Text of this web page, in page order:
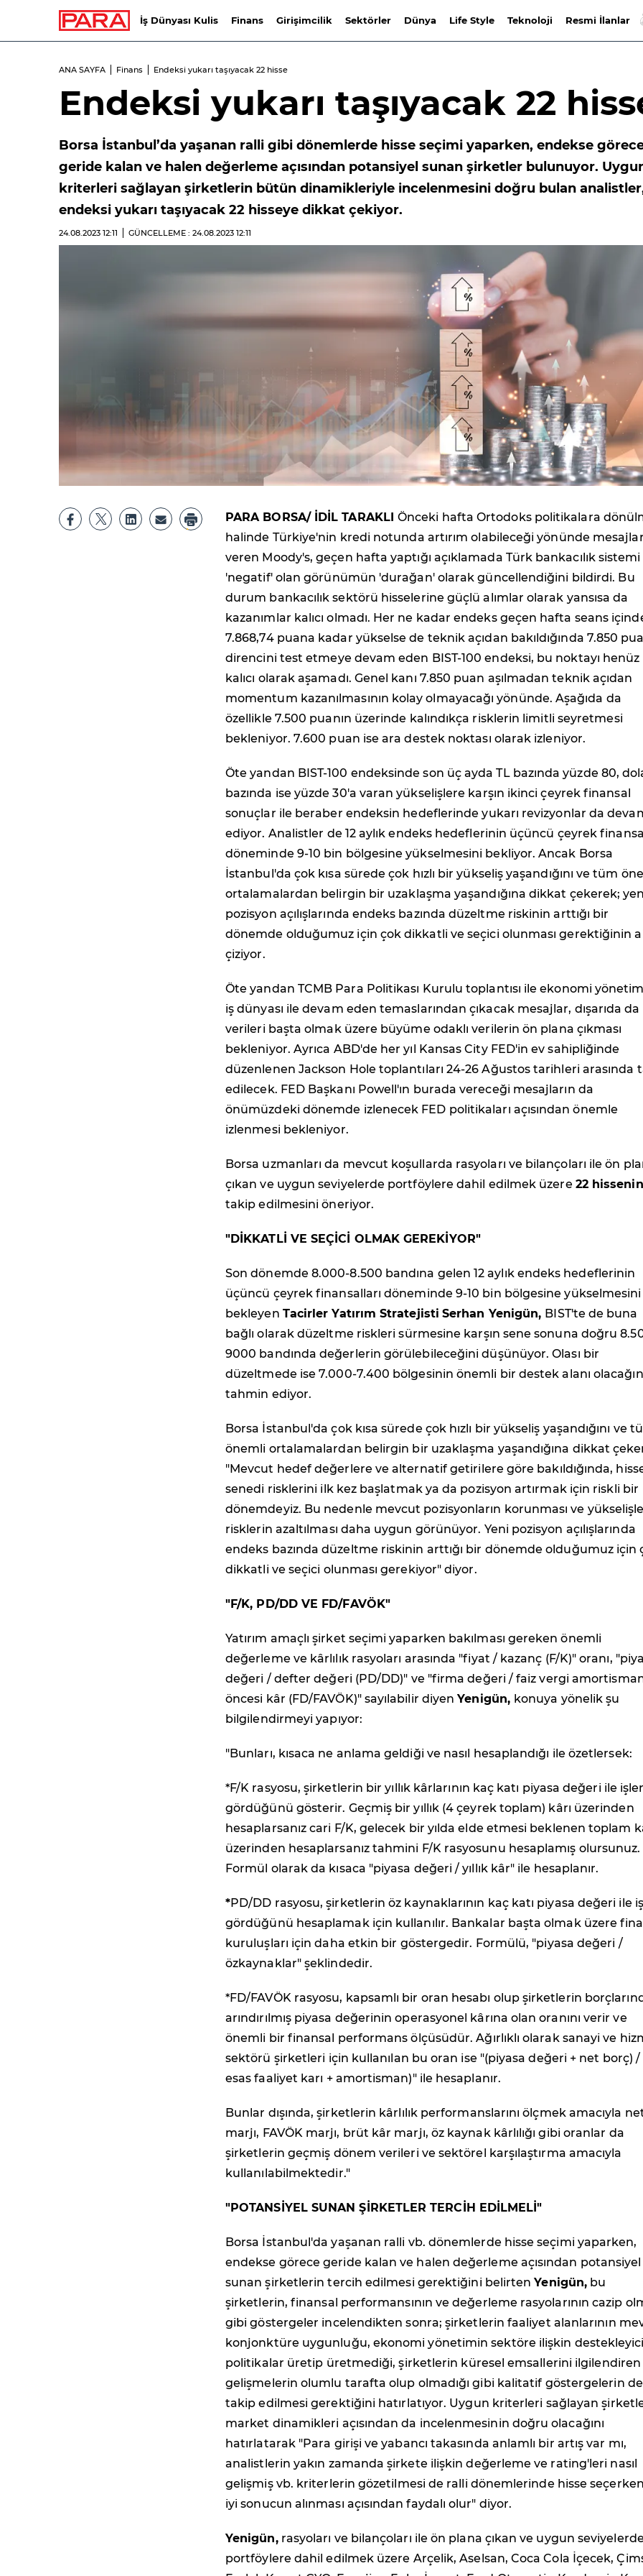
İş Dünyası Kulis Finans Girişimcilik Sektörler Dünya Life Style Teknoloji Resmi İlanlar
ANA SAYFA Finans Endeksi yukarı taşıyacak 22 hisse
Endeksi yukarı taşıyacak 22
Borsa İstanbul’da yaşanan ralli gibi dönemlerde hisse seçimi yaparken, endekse
geride kalan ve halen değerleme açısından potansiyel sunan şirketler bulunuyor.
kriterleri sağlayan şirketlerin bütün dinamikleriyle incelenmesini doğru bulan
endeksi yukarı taşıyacak 22 hisseye dikkat çekiyor.
24.08.2023 12:11 GÜNCELLEME : 24.08.2023 12:11
PARA BORSA/ İDİL TARAKLI Önceki hafta Ortodoks politikalara
halinde Türkiye'nin kredi notunda artırım olabileceği yönünde mesajlar
veren Moody's, geçen hafta yaptığı açıklamada Türk bankacılık
'negatif' olan görünümün 'durağan' olarak güncellendiğini bildirdi. Bu
durum bankacılık sektörü hisselerine güçlü alımlar olarak yansısa da
kazanımlar kalıcı olmadı. Her ne kadar endeks geçen hafta seans
7.868,74 puana kadar yükselse de teknik açıdan bakıldığında 7.850
direncini test etmeye devam eden BIST-100 endeksi, bu noktayı henüz
kalıcı olarak aşamadı. Genel kanı 7.850 puan aşılmadan teknik açıdan
momentum kazanılmasının kolay olmayacağı yönünde. Aşağıda da
özellikle 7.500 puanın üzerinde kalındıkça risklerin limitli seyretmesi
bekleniyor. 7.600 puan ise ara destek noktası olarak izleniyor.
Öte yandan BIST-100 endeksinde son üç ayda TL bazında yüzde 80,
bazında ise yüzde 30'a varan yükselişlere karşın ikinci çeyrek finansal
sonuçlar ile beraber endeksin hedeflerinde yukarı revizyonlar da
ediyor. Analistler de 12 aylık endeks hedeflerinin üçüncü çeyrek
döneminde 9-10 bin bölgesine yükselmesini bekliyor. Ancak Borsa
İstanbul'da çok kısa sürede çok hızlı bir yükseliş yaşandığını ve tüm
ortalamalardan belirgin bir uzaklaşma yaşandığına dikkat çekerek;
pozisyon açılışlarında endeks bazında düzeltme riskinin arttığı bir
dönemde olduğumuz için çok dikkatli ve seçici olunması gerektiğinin
çiziyor.
Öte yandan TCMB Para Politikası Kurulu toplantısı ile ekonomi
iş dünyası ile devam eden temaslarından çıkacak mesajlar, dışarıda da
verileri başta olmak üzere büyüme odaklı verilerin ön plana çıkması
bekleniyor. Ayrıca ABD'de her yıl Kansas City FED'in ev sahipliğinde
düzenlenen Jackson Hole toplantıları 24-26 Ağustos tarihleri arasında
edilecek. FED Başkanı Powell'ın burada vereceği mesajların da
önümüzdeki dönemde izlenecek FED politikaları açısından önemle
izlenmesi bekleniyor.
Borsa uzmanları da mevcut koşullarda rasyoları ve bilançoları ile ön
çıkan ve uygun seviyelerde portföylere dahil edilmek üzere 22 hissenin
takip edilmesini öneriyor.
"DİKKATLİ VE SEÇİCİ OLMAK GEREKİYOR"
Son dönemde 8.000-8.500 bandına gelen 12 aylık endeks hedeflerinin
üçüncü çeyrek finansalları döneminde 9-10 bin bölgesine yükselmesini
bekleyen Tacirler Yatırım Stratejisti Serhan Yenigün, BIST'te de buna
bağlı olarak düzeltme riskleri sürmesine karşın sene sonuna doğru
9000 bandında değerlerin görülebileceğini düşünüyor. Olası bir
düzeltmede ise 7.000-7.400 bölgesinin önemli bir destek alanı
tahmin ediyor.
Borsa İstanbul'da çok kısa sürede çok hızlı bir yükseliş yaşandığını ve
önemli ortalamalardan belirgin bir uzaklaşma yaşandığına dikkat
"Mevcut hedef değerlere ve alternatif getirilere göre bakıldığında,
senedi risklerini ilk kez başlatmak ya da pozisyon artırmak için riskli bir
dönemdeyiz. Bu nedenle mevcut pozisyonların korunması ve
risklerin azaltılması daha uygun görünüyor. Yeni pozisyon açılışlarında
endeks bazında düzeltme riskinin arttığı bir dönemde olduğumuz için
dikkatli ve seçici olunması gerekiyor" diyor.
"F/K, PD/DD VE FD/FAVÖK"
Yatırım amaçlı şirket seçimi yaparken bakılması gereken önemli
değerleme ve kârlılık rasyoları arasında "fiyat / kazanç (F/K)" oranı,
değeri / defter değeri (PD/DD)" ve "firma değeri / faiz vergi
öncesi kâr (FD/FAVÖK)" sayılabilir diyenYenigün, konuya yönelik şu
bilgilendirmeyi yapıyor:
"Bunları, kısaca ne anlama geldiği ve nasıl hesaplandığı ile özetlersek:
*F/K rasyosu, şirketlerin bir yıllık kârlarının kaç katı piyasa değeri ile
gördüğünü gösterir. Geçmiş bir yıllık (4 çeyrek toplam) kârı üzerinden
hesaplarsanız cari F/K, gelecek bir yılda elde etmesi beklenen toplam
üzerinden hesaplarsanız tahmini F/K rasyosunu hesaplamış olursunuz.
Formül olarak da kısaca "piyasa değeri / yıllık kâr" ile hesaplanır.
*PD/DD rasyosu, şirketlerin öz kaynaklarının kaç katı piyasa değeri ile
gördüğünü hesaplamak için kullanılır. Bankalar başta olmak üzere
kuruluşları için daha etkin bir göstergedir. Formülü, "piyasa değeri /
özkaynaklar" şeklindedir.
*FD/FAVÖK rasyosu, kapsamlı bir oran hesabı olup şirketlerin
arındırılmış piyasa değerinin operasyonel kârına olan oranını verir ve
önemli bir finansal performans ölçüsüdür. Ağırlıklı olarak sanayi ve
sektörü şirketleri için kullanılan bu oran ise "(piyasa değeri + net borç) /
esas faaliyet karı + amortisman)" ile hesaplanır.
Bunlar dışında, şirketlerin kârlılık performanslarını ölçmek amacıyla
marjı, FAVÖK marjı, brüt kâr marjı, öz kaynak kârlılığı gibi oranlar da
şirketlerin geçmiş dönem verileri ve sektörel karşılaştırma amacıyla
kullanılabilmektedir."
"POTANSİYEL SUNAN ŞİRKETLER TERCİH EDİLMELİ"
Borsa İstanbul'da yaşanan ralli vb. dönemlerde hisse seçimi yaparken,
endekse görece geride kalan ve halen değerleme açısından potansiyel
sunan şirketlerin tercih edilmesi gerektiğini belirtenYenigün, bu
şirketlerin, finansal performansının ve değerleme rasyolarının cazip
gibi göstergeler incelendikten sonra; şirketlerin faaliyet alanlarının
konjonktüre uygunluğu, ekonomi yönetimin sektöre ilişkin destekleyici
politikalar üretip üretmediği, şirketlerin küresel emsallerini ilgilendiren
gelişmelerin olumlu tarafta olup olmadığı gibi kalitatif göstergelerin de
takip edilmesi gerektiğini hatırlatıyor. Uygun kriterleri sağlayan
market dinamikleri açısından da incelenmesinin doğru olacağını
hatırlatarak "Para girişi ve yabancı takasında anlamlı bir artış var mı,
analistlerin yakın zamanda şirkete ilişkin değerleme ve rating'leri nasıl
gelişmiş vb. kriterlerin gözetilmesi de ralli dönemlerinde hisse
iyi sonucun alınması açısından faydalı olur" diyor.
Yenigün,rasyoları ve bilançoları ile ön plana çıkan ve uygun seviyelerde
portföylere dahil edilmek üzere Arçelik, Aselsan, Coca Cola İçecek,